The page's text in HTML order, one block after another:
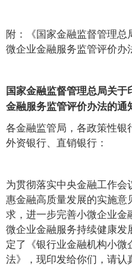
附：《国家金融监督管理
微企业金融服务监管评价办
国家金融监督管理总局关
金融服务监管评价办法的通
各金融监管局，各政策性银
外资银行、直销银行：
为贯彻落实中央金融工作
惠金融高质量发展的实施意
求，进一步完善小微企业
微企业金融服务持续健康
定了《银行业金融机构小
法》，现印发给你们，请认